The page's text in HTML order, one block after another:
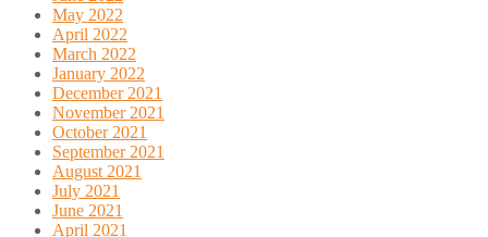
May 2022
April 2022
March 2022
January 2022
December 2021
November 2021
October 2021
September 2021
August 2021
July 2021
June 2021
April 2021